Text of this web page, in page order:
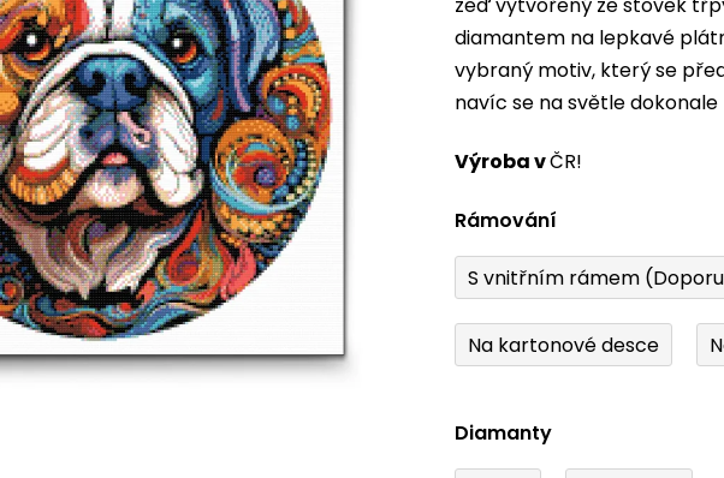
je
0,0
z
5
zeď vytvořený ze stovek
diamantem na lepkavé
vybraný motiv, který se
navíc se na světle
Výroba vČR!
Rámování
S vnitřním rámem
Na kartonové desce
Diamanty